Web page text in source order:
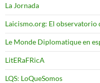
La Jornada
Laicismo.org: El observatorio
Le Monde Diplomatique en
LitERaFRicA
LQS: LoQueSomos